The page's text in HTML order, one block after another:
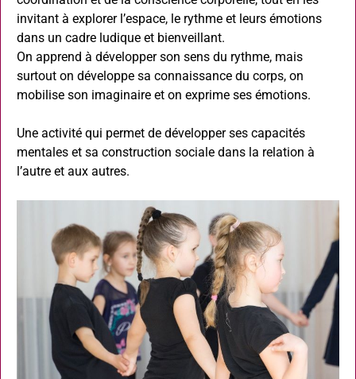
invitant à explorer l’espace, le rythme et leurs émotions
dans un cadre ludique et bienveillant.
On apprend à développer son sens du rythme, mais
surtout on développe sa connaissance du corps, on
mobilise son imaginaire et on exprime ses émotions.
Une activité qui permet de développer ses capacités
mentales et sa construction sociale dans la relation à
l’autre et aux autres.